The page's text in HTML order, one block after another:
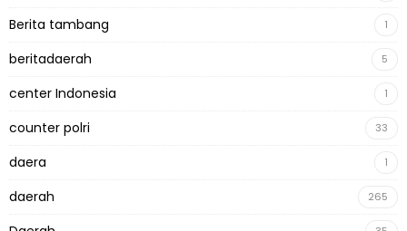
Berita tambang 1
beritadaerah 5
center Indonesia 1
counter polri 33
daera 1
daerah 265